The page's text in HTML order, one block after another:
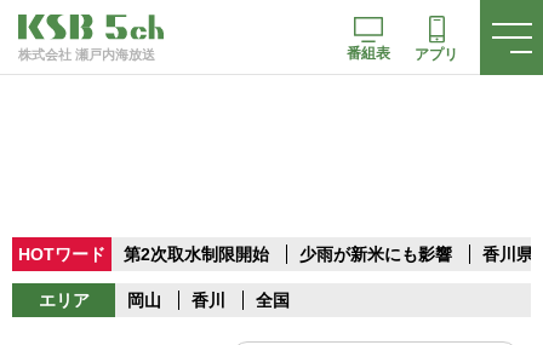
株式会社 瀬戸内海放送 番組表 アプリ
HOTワード 第2次取水制限開始 少雨が新米にも影響 香川県
エリア 岡山 香川 全国